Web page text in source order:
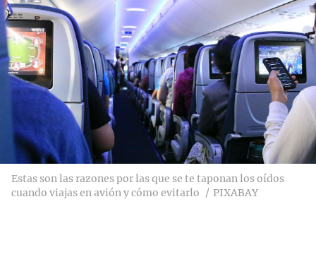
Estas son las razones por las que se te taponan los oídos
cuando viajas en avión y cómo evitarlo
PIXABAY